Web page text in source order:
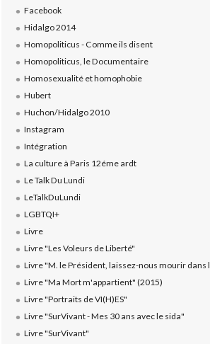
Facebook
Hidalgo 2014
Homopoliticus - Comme ils disent
Homopoliticus, le Documentaire
Homosexualité et homophobie
Hubert
Huchon/Hidalgo 2010
Instagram
Intégration
La culture à Paris 12éme ardt
Le Talk Du Lundi
LeTalkDuLundi
LGBTQI+
Livre
Livre "Les Voleurs de Liberté"
Livre "M. le Président, laissez-nous mourir dans l
Livre "Ma Mort m'appartient" (2015)
Livre "Portraits de VI(H)ES"
Livre "SurVivant - Mes 30 ans avec le sida"
Livre "SurVivant"